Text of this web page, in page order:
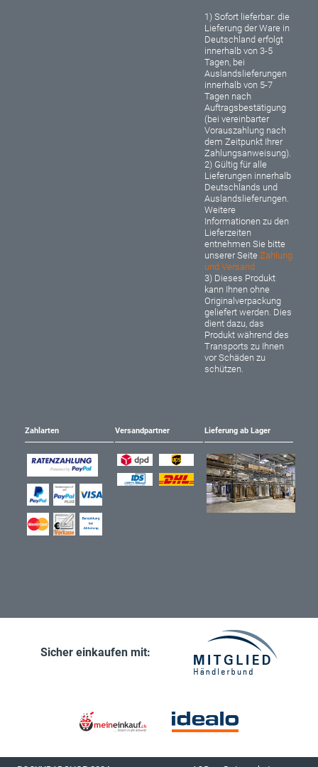
1) Sofort lieferbar: die
Lieferung der Ware in
Deutschland erfolgt
innerhalb von 3-5
Tagen, bei
Auslandslieferungen
innerhalb von 5-7
Tagen nach
Auftragsbestätigung
(bei vereinbarter
Vorauszahlung nach
dem Zeitpunkt Ihrer
Zahlungsanweisung).
2) Gültig für alle
Lieferungen innerhalb
Deutschlands und
Auslandslieferungen.
Weitere
Informationen zu den
Lieferzeiten
entnehmen Sie bitte
unserer SeiteZahlung
und Versand
3) Dieses Produkt
kann Ihnen ohne
Originalverpackung
geliefert werden. Dies
dient dazu, das
Produkt während des
Transports zu Ihnen
vor Schäden zu
schützen.
Zahlarten Versandpartner Lieferung ab Lager
Sicher einkaufen mit: